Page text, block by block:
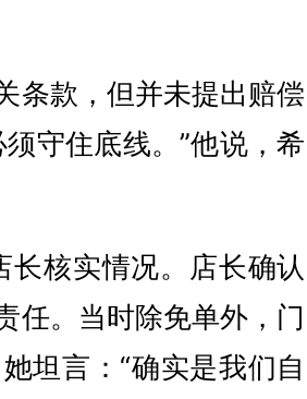
条款，但并未提出赔偿
守住底线。”他说，希
核实情况。店长确认
任。当时除免单外，门
坦言：“确实是我们自